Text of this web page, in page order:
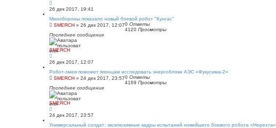
26 дек 2017, 19:41
Минобороны показало новый боевой робот "Кунгас"
SMERCH » 26 дек 2017, 12:070 Ответы
4120 Просмотры
Последнее сообщение
SMERCH
26 дек 2017, 12:07
Робот-змея поможет японцам исследовать энергоблоки АЭС «Фукусима-2»
SMERCH » 24 дек 2017, 23:570 Ответы
4169 Просмотры
Последнее сообщение
SMERCH
24 дек 2017, 23:57
Универсальный солдат: эксклюзивные кадры испытаний новейшего боевого робота «Нерехта»